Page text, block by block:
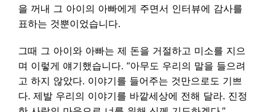
을 꺼내 그 아이의 아빠에게 주면서 인터뷰에 감사를
표하는 것뿐이었습니다.
그때 그 아이와 아빠는 제 돈을 거절하고 미소를 지으
며 이렇게 얘기했습니다. “아무도 우리의 말을 들으려
고 하지 않았다. 이야기를 들어주는 것만으로도 기쁘
다. 제발 우리의 이야기를 바깥세상에 전해 달라. 진정